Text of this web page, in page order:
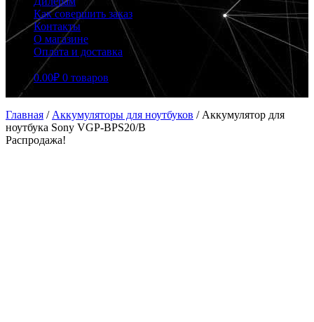
Как совершить заказ
Контакты
О магазине
Оплата и доставка
0.00₽ 0 товаров
Главная / Аккумуляторы для ноутбуков / Аккумулятор для
ноутбука Sony VGP-BPS20/B
Распродажа!